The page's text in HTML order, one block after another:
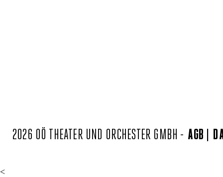
2026 OÖ THEATER UND ORCHESTER GMBH - AGB
<